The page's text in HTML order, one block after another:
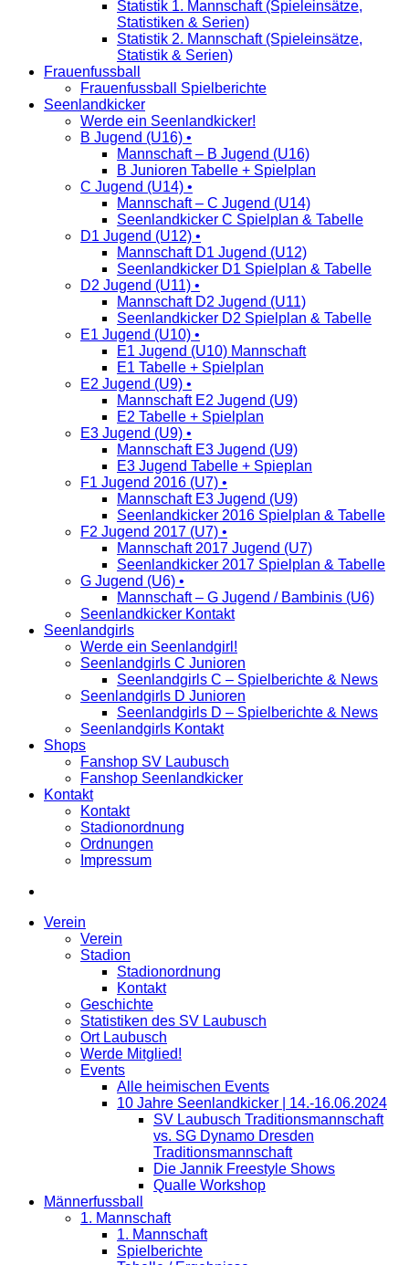
Statistik 1. Mannschaft (Spieleinsätze,
Statistiken & Serien)
Statistik 2. Mannschaft (Spieleinsätze,
Statistik & Serien)
Frauenfussball
Frauenfussball Spielberichte
Seenlandkicker
Werde ein Seenlandkicker!
B Jugend (U16) •
Mannschaft – B Jugend (U16)
B Junioren Tabelle + Spielplan
C Jugend (U14) •
Mannschaft – C Jugend (U14)
Seenlandkicker C Spielplan & Tabelle
D1 Jugend (U12) •
Mannschaft D1 Jugend (U12)
Seenlandkicker D1 Spielplan & Tabelle
D2 Jugend (U11) •
Mannschaft D2 Jugend (U11)
Seenlandkicker D2 Spielplan & Tabelle
E1 Jugend (U10) •
E1 Jugend (U10) Mannschaft
E1 Tabelle + Spielplan
E2 Jugend (U9) •
Mannschaft E2 Jugend (U9)
E2 Tabelle + Spielplan
E3 Jugend (U9) •
Mannschaft E3 Jugend (U9)
E3 Jugend Tabelle + Spieplan
F1 Jugend 2016 (U7) •
Mannschaft E3 Jugend (U9)
Seenlandkicker 2016 Spielplan & Tabelle
F2 Jugend 2017 (U7) •
Mannschaft 2017 Jugend (U7)
Seenlandkicker 2017 Spielplan & Tabelle
G Jugend (U6) •
Mannschaft – G Jugend / Bambinis (U6)
Seenlandkicker Kontakt
Seenlandgirls
Werde ein Seenlandgirl!
Seenlandgirls C Junioren
Seenlandgirls C – Spielberichte & News
Seenlandgirls D Junioren
Seenlandgirls D – Spielberichte & News
Seenlandgirls Kontakt
Shops
Fanshop SV Laubusch
Fanshop Seenlandkicker
Kontakt
Kontakt
Stadionordnung
Ordnungen
Impressum
Verein
Verein
Stadion
Stadionordnung
Kontakt
Geschichte
Statistiken des SV Laubusch
Ort Laubusch
Werde Mitglied!
Events
Alle heimischen Events
10 Jahre Seenlandkicker | 14.-16.06.2024
SV Laubusch Traditionsmannschaft
vs. SG Dynamo Dresden
Traditionsmannschaft
Die Jannik Freestyle Shows
Qualle Workshop
Männerfussball
1. Mannschaft
1. Mannschaft
Spielberichte